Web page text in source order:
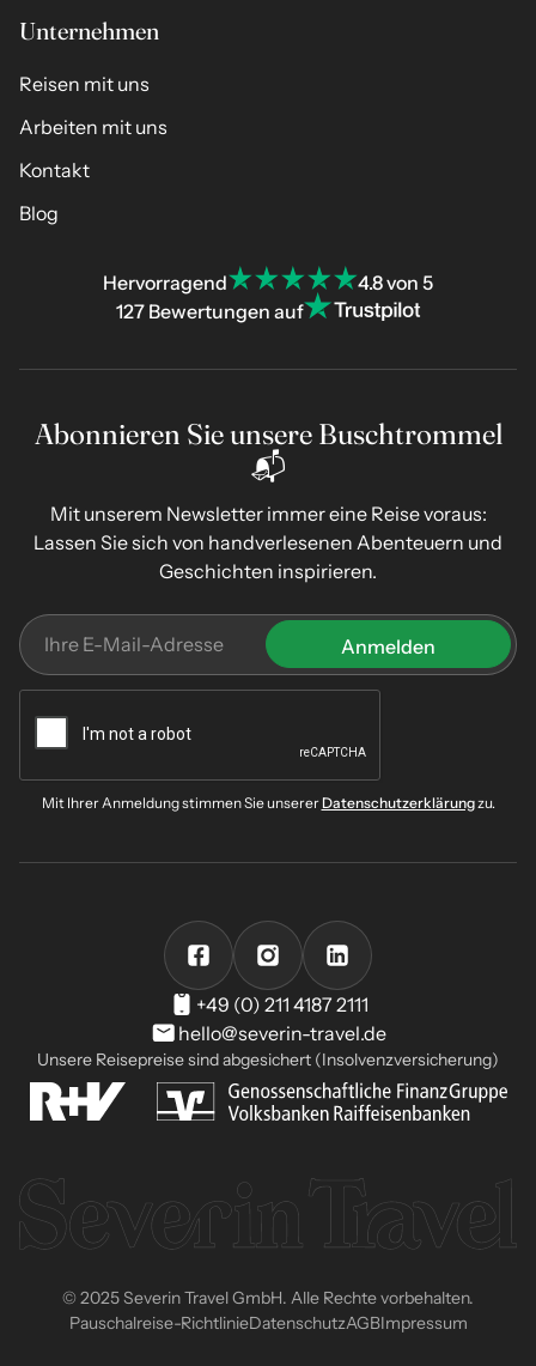
Unternehmen
Reisen mit uns
Arbeiten mit uns
Kontakt
Blog
Hervorragend
4.8 von 5
127 Bewertungen auf
Abonnieren Sie unsere Buschtrommel
📬
Mit unserem Newsletter immer eine Reise voraus:
Lassen Sie sich von handverlesenen Abenteuern und
Geschichten inspirieren.
Mit Ihrer Anmeldung stimmen Sie unsererDatenschutzerklärungzu.
+49 (0) 211 4187 2111
hello@severin-travel.de
Unsere Reisepreise sind abgesichert (Insolvenzversicherung)
© 2025 Severin Travel GmbH. Alle Rechte vorbehalten.
Pauschalreise-RichtlinieDatenschutzAGBImpressum